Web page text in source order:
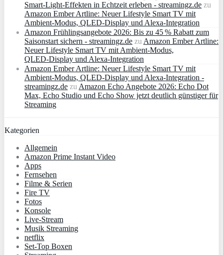
Smart‑Light‑Effekten in Echtzeit erleben - streamingz.de zu
Amazon Ember Artline: Neuer Lifestyle Smart TV mit
Ambient‑Modus, QLED‑Display und Alexa‑Integration
Amazon Frühlingsangebote 2026: Bis zu 45 % Rabatt zum
Saisonstart sichern - streamingz.de zuAmazon Ember Artline:
Neuer Lifestyle Smart TV mit Ambient‑Modus,
QLED‑Display und Alexa‑Integration
Amazon Ember Artline: Neuer Lifestyle Smart TV mit
Ambient‑Modus, QLED‑Display und Alexa‑Integration -
streamingz.de zuAmazon Echo Angebote 2026: Echo Dot
Max, Echo Studio und Echo Show jetzt deutlich günstiger für
Streaming
Kategorien
Allgemein
Amazon Prime Instant Video
Apps
Fernsehen
Filme & Serien
Fire TV
Fotos
Konsole
Live-Stream
Musik Streaming
netflix
Set-Top Boxen